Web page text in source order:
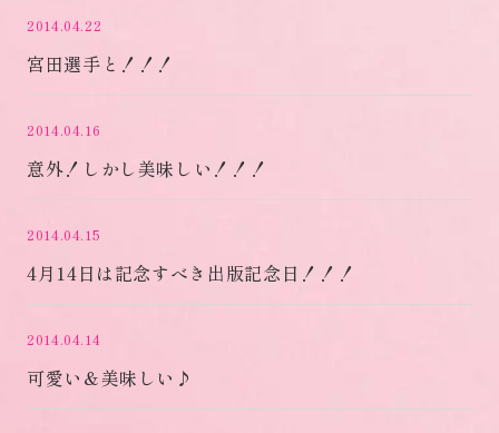
2014.04.22
宮田選手と！！！
2014.04.16
意外！しかし美味しい！！！
2014.04.15
4月14日は記念すべき出版記念日！！！
2014.04.14
可愛い＆美味しい♪